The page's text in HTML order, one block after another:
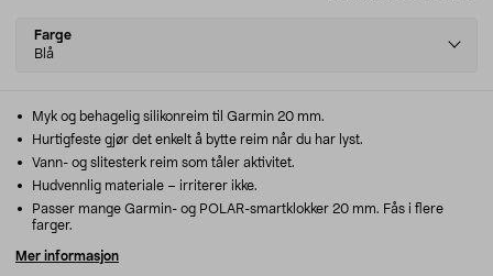
Select
variant
Farge
Blå
Myk og behagelig silikonreim til Garmin 20 mm.
Hurtigfeste gjør det enkelt å bytte reim når du har lyst.
Vann- og slitesterk reim som tåler aktivitet.
Hudvennlig materiale – irriterer ikke.
Passer mange Garmin- og POLAR-smartklokker 20 mm. Fås i flere
farger.
Mer informasjon